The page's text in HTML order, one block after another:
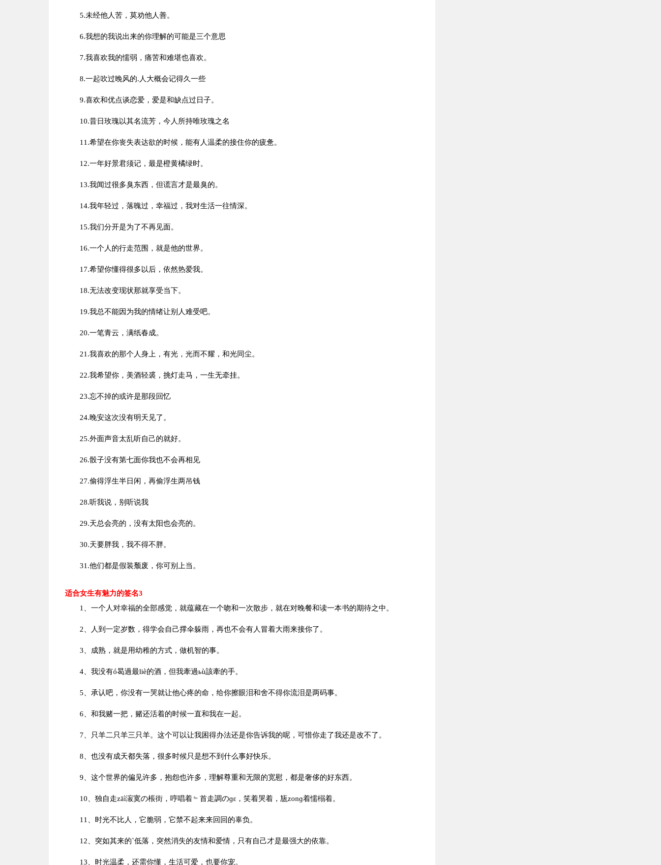
5.未经他人苦，莫劝他人善。
6.我想的我说出来的你理解的可能是三个意思
7.我喜欢我的懦弱，痛苦和难堪也喜欢。
8.一起吹过晚风的.人大概会记得久一些
9.喜欢和优点谈恋爱，爱是和缺点过日子。
10.昔日玫瑰以其名流芳，今人所持唯玫瑰之名
11.希望在你丧失表达欲的时候，能有人温柔的接住你的疲惫。
12.一年好景君须记，最是橙黄橘绿时。
13.我闻过很多臭东西，但谎言才是最臭的。
14.我年轻过，落魄过，幸福过，我对生活一往情深。
15.我们分开是为了不再见面。
16.一个人的行走范围，就是他的世界。
17.希望你懂得很多以后，依然热爱我。
18.无法改变现状那就享受当下。
19.我总不能因为我的情绪让别人难受吧。
20.一笔青云，满纸春成。
21.我喜欢的那个人身上，有光，光而不耀，和光同尘。
22.我希望你，美酒轻裘，挑灯走马，一生无牵挂。
23.忘不掉的或许是那段回忆
24.晚安这次没有明天见了。
25.外面声音太乱听自己的就好。
26.骰子没有第七面你我也不会再相见
27.偷得浮生半日闲，再偷浮生两吊钱
28.听我说，别听说我
29.天总会亮的，没有太阳也会亮的。
30.天要胖我，我不得不胖。
31.他们都是假装颓废，你可别上当。
适合女生有魅力的签名3
1、一个人对幸福的全部感觉，就蕴藏在一个吻和一次散步，就在对晚餐和读一本书的期待之中。
2、人到一定岁数，得学会自己撑伞躲雨，再也不会有人冒着大雨来接你了。
3、成熟，就是用幼稚的方式，做机智的事。
4、我没有ó曷過最liè的酒，但我牽過ьù該牽的手。
5、承认吧，你没有一哭就让他心疼的命，给你擦眼泪和舍不得你流泪是两码事。
6、和我赌一把，赌还活着的时候一直和我在一起。
7、只羊二只羊三只羊。这个可以让我困得办法还是你告诉我的呢，可惜你走了我还是改不了。
8、也没有成天都失落，很多时候只是想不到什么事好快乐。
9、这个世界的偏见许多，抱怨也许多，理解尊重和无限的宽慰，都是奢侈的好东西。
10、独自走zāì漃寞の棖街，哼唱着﹄首走調のɡε，笑着哭着，瓬zonɡ着懦榒着。
11、时光不比人，它脆弱，它禁不起来来回回的辜负。
12、突如其来的`低落，突然消失的友情和爱情，只有自己才是最强大的依靠。
13、时光温柔，还需你懂，生活可爱，也要你宠。